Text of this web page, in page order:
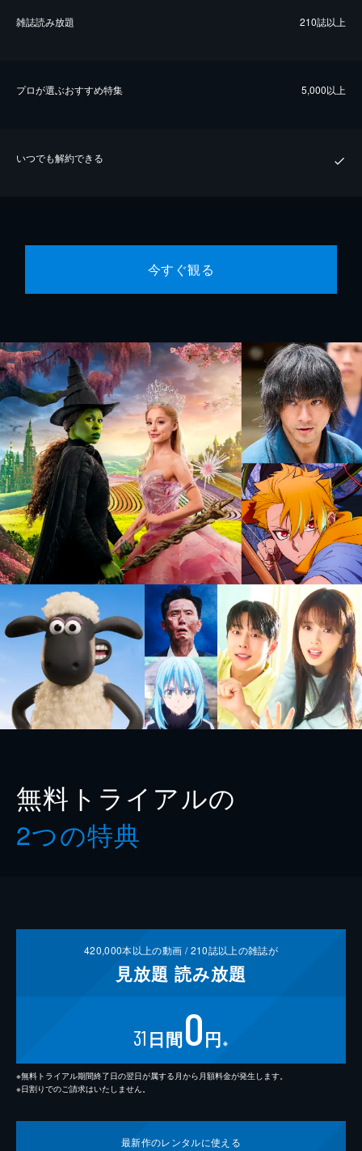
雑誌読み放題 210誌以上
プロが選ぶおすすめ特集 5,000以上
いつでも解約できる
今すぐ観る
無料トライアルの
2つの特典
420,000本以上の動画 /210誌以上の雑誌が
見放題 読み放題
31 日間0円 ※
※無料トライアル期間終了日の翌日が属する月から月額料金が発生します。
※日割りでのご請求はいたしません。
最新作のレンタルに使える